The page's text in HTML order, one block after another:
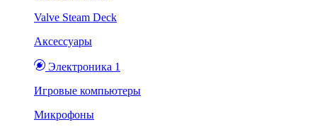
Valve Steam Deck
Аксессуары
Электроника 1
Игровые компьютеры
Микрофоны